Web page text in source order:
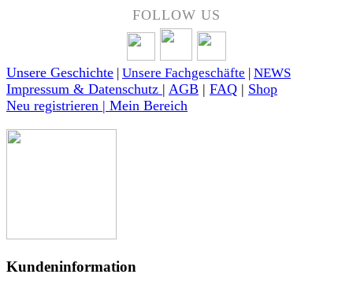
FOLLOW US
Unsere Geschichte | Unsere Fachgeschäfte | NEWS
Impressum & Datenschutz | AGB | FAQ | Shop
Neu registrieren | Mein Bereich
Kundeninformation